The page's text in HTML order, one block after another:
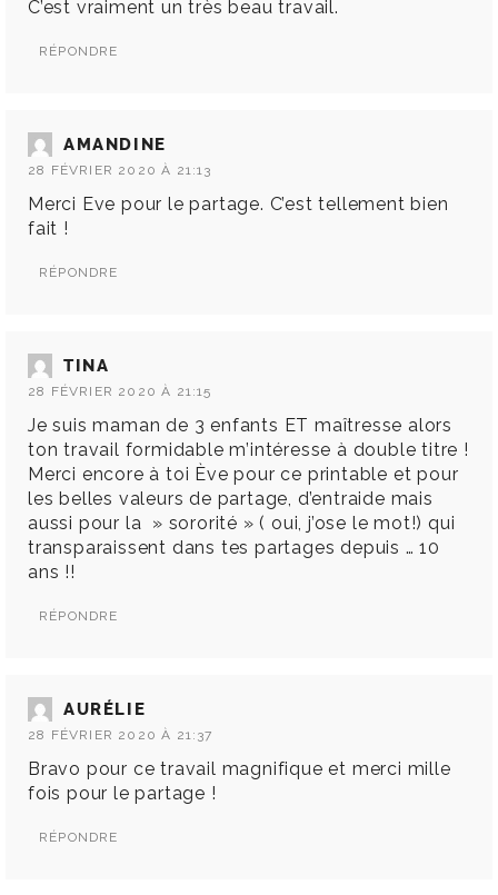
C’est vraiment un très beau travail.
RÉPONDRE
AMANDINE
28 FÉVRIER 2020 À 21:13
Merci Eve pour le partage. C’est tellement bien
fait !
RÉPONDRE
TINA
28 FÉVRIER 2020 À 21:15
Je suis maman de 3 enfants ET maîtresse alors
ton travail formidable m’intéresse à double titre !
Merci encore à toi Ève pour ce printable et pour
les belles valeurs de partage, d’entraide mais
aussi pour la » sororité » ( oui, j’ose le mot!) qui
transparaissent dans tes partages depuis … 10
ans !!
RÉPONDRE
AURÉLIE
28 FÉVRIER 2020 À 21:37
Bravo pour ce travail magnifique et merci mille
fois pour le partage !
RÉPONDRE